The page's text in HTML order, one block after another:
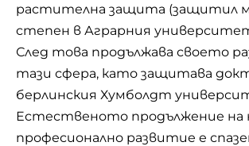
растителна защита (защитил
степен в Аграрния
След това продължава своето
тази сфера, като защитава
берлинския Хумболдт
Естественото продължение на
професионално развитие е